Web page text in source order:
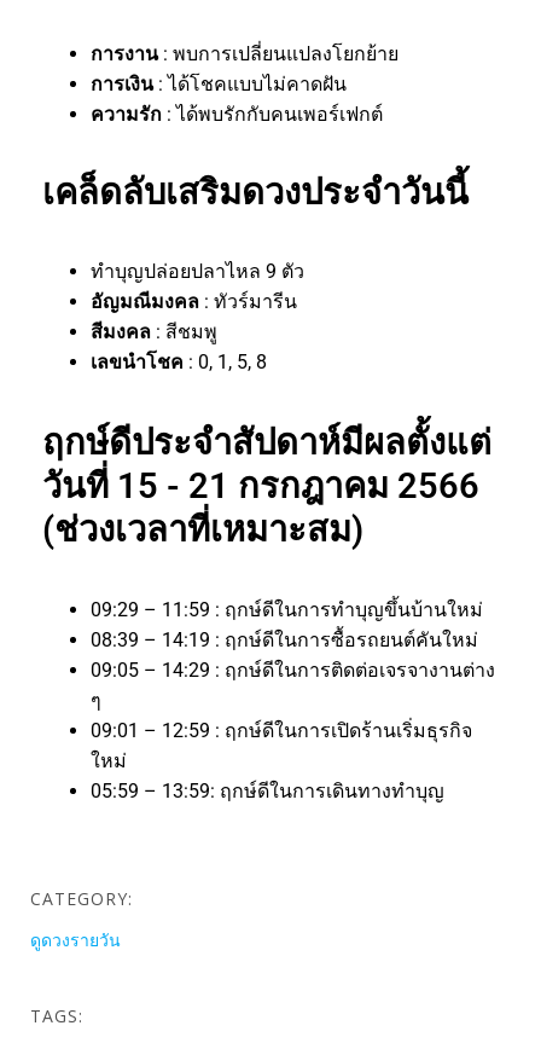
การงาน : พบการเปลี่ยนแปลงโยกย้าย
การเงิน : ได้โชคแบบไม่คาดฝัน
ความรัก : ได้พบรักกับคนเพอร์เฟกต์
เคล็ดลับเสริมดวงประจำวันนี้
ทำบุญปล่อยปลาไหล 9 ตัว
อัญมณีมงคล : ทัวร์มารีน
สีมงคล : สีชมพู
เลขนำโชค : 0, 1, 5, 8
ฤกษ์ดีประจำสัปดาห์มีผลตั้งแต่
วันที่ 15 - 21 กรกฎาคม 2566
(ช่วงเวลาที่เหมาะสม)
09:29 – 11:59 : ฤกษ์ดีในการทำบุญขึ้นบ้านใหม่
08:39 – 14:19 : ฤกษ์ดีในการซื้อรถยนต์คันใหม่
09:05 – 14:29 : ฤกษ์ดีในการติดต่อเจรจางานต่าง
ๆ
09:01 – 12:59 : ฤกษ์ดีในการเปิดร้านเริ่มธุรกิจ
ใหม่
05:59 – 13:59: ฤกษ์ดีในการเดินทางทำบุญ
CATEGORY:
ดูดวงรายวัน
TAGS: